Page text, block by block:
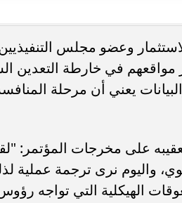
وعضو مجلس التنفيذيين
في خارطة التعدين
والبيانات يعني أن مرحلة
على مخرجات المؤتمر:
واليوم نرى ترجمة عملية
الهيكلية التي تواجه رؤوس